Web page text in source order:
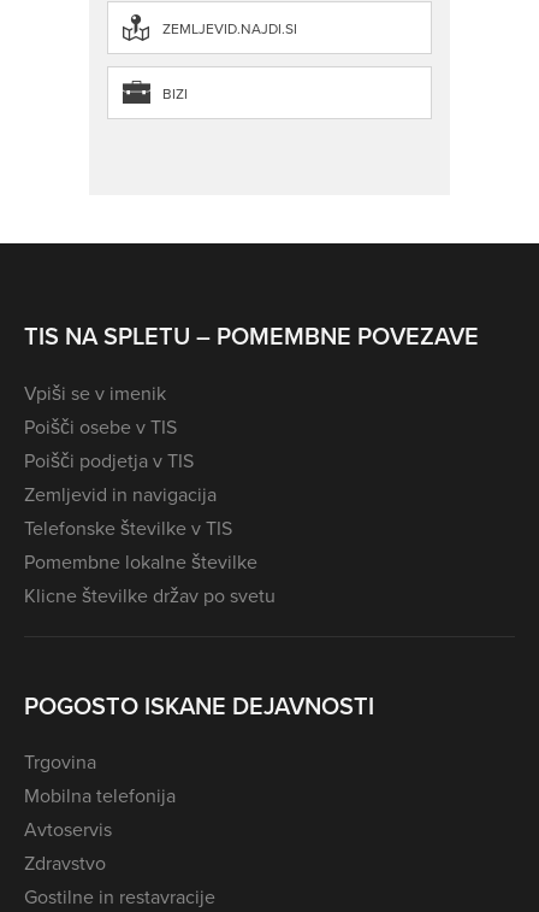
ZEMLJEVID.NAJDI.SI
BIZI
TIS NA SPLETU – POMEMBNE POVEZAVE
Vpiši se v imenik
Poišči osebe v TIS
Poišči podjetja v TIS
Zemljevid in navigacija
Telefonske številke v TIS
Pomembne lokalne številke
Klicne številke držav po svetu
POGOSTO ISKANE DEJAVNOSTI
Trgovina
Mobilna telefonija
Avtoservis
Zdravstvo
Gostilne in restavracije